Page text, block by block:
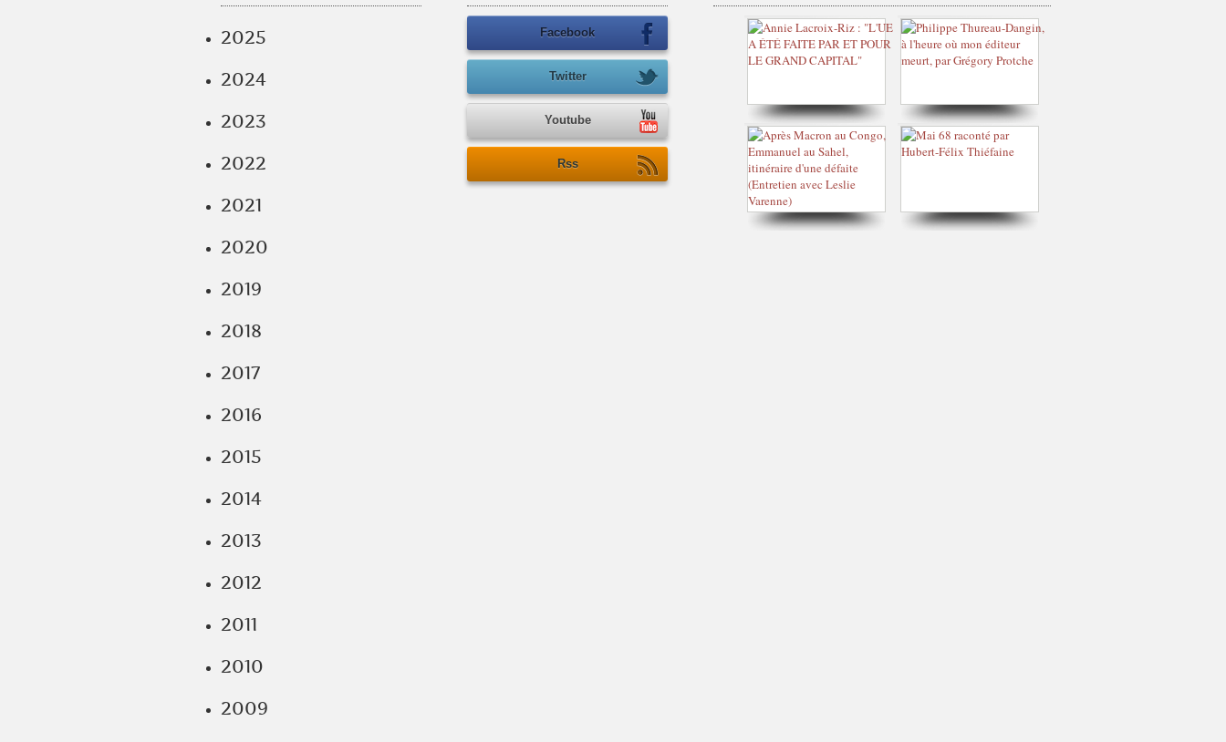
2025
2024
2023
2022
2021
2020
2019
2018
2017
2016
2015
2014
2013
2012
2011
2010
2009
Facebook
Twitter
Youtube
Rss